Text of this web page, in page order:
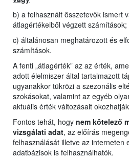
b) a felhasznált összetevők ismert
átlagértékeiből végzett számítások;
c) általánosan meghatározott és
számítások.
A fenti „átlagérték” az az érték,
adott élelmiszer által tartalmazott
ugyanakkor tükrözi a szezonális
szokásokat, valamint az egyéb
aktuális érték változásait
Fontos tehát, hogy nem kötelező
vizsgálati adat, az előírás
felhasználását illetve az interneten
adatbázisok is felhasználhatók.